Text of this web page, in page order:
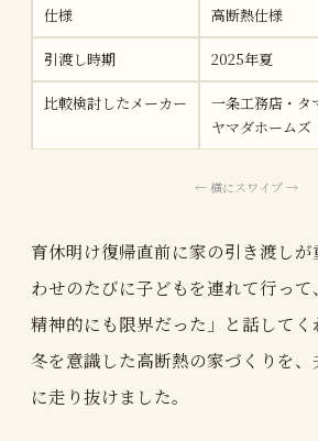
仕様 高断熱仕様
引渡し時期 2025年夏
比較検討したメーカー
一条工務店・タ
ヤマダホームズ
育休明け復帰直前に家の引き渡し
わせのたびに子どもを連れて行って
精神的にも限界だった」と話して
冬を意識した高断熱の家づくりを
に走り抜けました。